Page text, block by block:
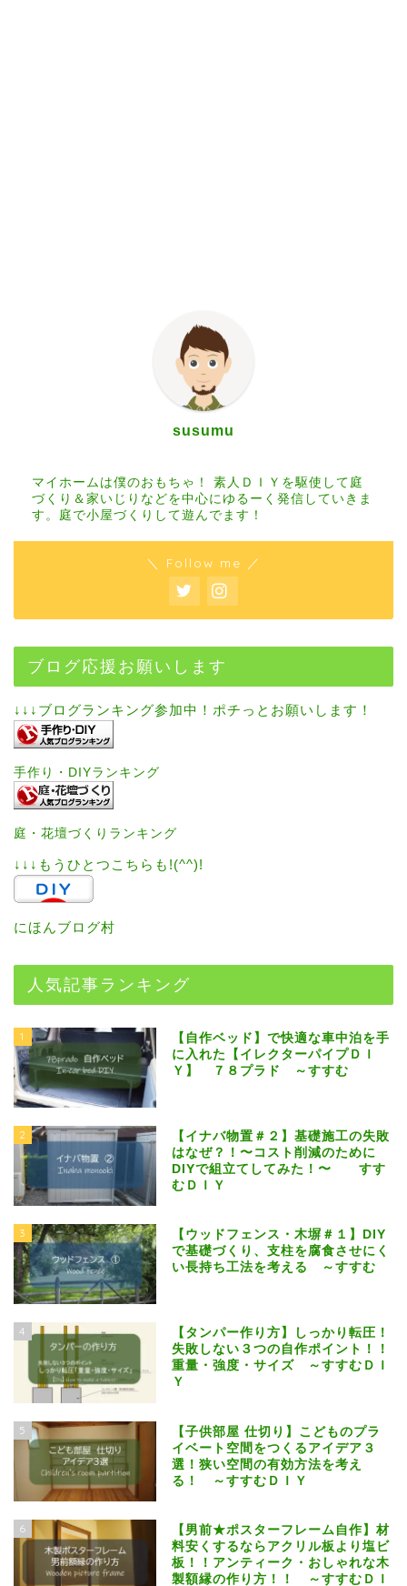
susumu
マイホームは僕のおもちゃ！ 素人ＤＩＹを駆使して庭
づくり＆家いじりなどを中心にゆるーく発信していきま
す。庭で小屋づくりして遊んでます！
＼ Follow me ／
ブログ応援お願いします
↓↓↓ブログランキング参加中！ポチっとお願いします！
手作り・DIYランキング
庭・花壇づくりランキング
↓↓↓もうひとつこちらも!(^^)!
にほんブログ村
人気記事ランキング
1
【自作ベッド】で快適な車中泊を手
に入れた【イレクターパイプＤＩ
Ｙ】 ７８プラド ～すすむ
2
【イナバ物置＃２】基礎施工の失敗
はなぜ？！〜コスト削減のために
DIYで組立てしてみた！〜 すす
むＤＩＹ
3
【ウッドフェンス・木塀＃１】DIY
で基礎づくり、支柱を腐食させにく
い長持ち工法を考える ～すすむ
4
【タンパー作り方】しっかり転圧！
失敗しない３つの自作ポイント！！
重量・強度・サイズ ～すすむＤＩ
Ｙ
5
【子供部屋 仕切り】こどものプラ
イベート空間をつくるアイデア３
選！狭い空間の有効方法を考え
る！ ～すすむＤＩＹ
6
【男前★ポスターフレーム自作】材
料安くするならアクリル板より塩ビ
板！！アンティーク・おしゃれな木
製額縁の作り方！！ ～すすむＤＩ